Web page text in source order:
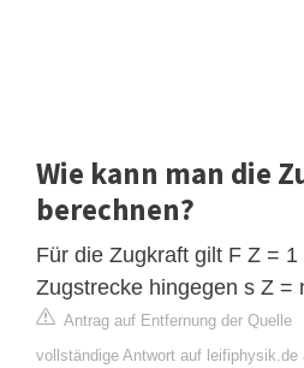
Wie kann man die
berechnen?
Für die Zugkraft gilt F Z = 1
Zugstrecke hingegen s Z =
Antrag auf Entfernung der Quelle
vollständige Antwort auf leifiphysik.de